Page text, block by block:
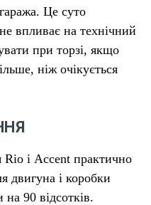
Це суто
впливає на технічний
при торзі, якщо
ніж очікується
Rio і Accent практично
двигуна і коробки
90 відсотків.